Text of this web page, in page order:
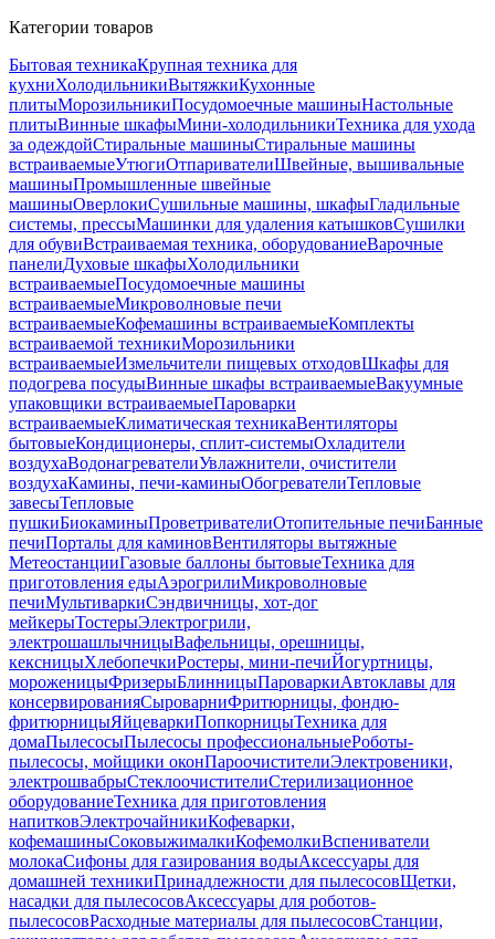
Категории товаров
Бытовая техникаКрупная техника для
кухниХолодильникиВытяжкиКухонные
плитыМорозильникиПосудомоечные машиныНастольные
плитыВинные шкафыМини-холодильникиТехника для ухода
за одеждойСтиральные машиныСтиральные машины
встраиваемыеУтюгиОтпаривателиШвейные, вышивальные
машиныПромышленные швейные
машиныОверлокиСушильные машины, шкафыГладильные
системы, прессыМашинки для удаления катышковСушилки
для обувиВстраиваемая техника, оборудованиеВарочные
панелиДуховые шкафыХолодильники
встраиваемыеПосудомоечные машины
встраиваемыеМикроволновые печи
встраиваемыеКофемашины встраиваемыеКомплекты
встраиваемой техникиМорозильники
встраиваемыеИзмельчители пищевых отходовШкафы для
подогрева посудыВинные шкафы встраиваемыеВакуумные
упаковщики встраиваемыеПароварки
встраиваемыеКлиматическая техникаВентиляторы
бытовыеКондиционеры, сплит-системыОхладители
воздухаВодонагревателиУвлажнители, очистители
воздухаКамины, печи-каминыОбогревателиТепловые
завесыТепловые
пушкиБиокаминыПроветривателиОтопительные печиБанные
печиПорталы для каминовВентиляторы вытяжные
МетеостанцииГазовые баллоны бытовыеТехника для
приготовления едыАэрогрилиМикроволновые
печиМультиваркиСэндвичницы, хот-дог
мейкерыТостерыЭлектрогрили,
электрошашлычницыВафельницы, орешницы,
кексницыХлебопечкиРостеры, мини-печиЙогуртницы,
мороженицыФризерыБлинницыПароваркиАвтоклавы для
консервированияСыроварниФритюрницы, фондю-
фритюрницыЯйцеваркиПопкорницыТехника для
домаПылесосыПылесосы профессиональныеРоботы-
пылесосы, мойщики оконПароочистителиЭлектровеники,
электрошвабрыСтеклоочистителиСтерилизационное
оборудованиеТехника для приготовления
напитковЭлектрочайникиКофеварки,
кофемашиныСоковыжималкиКофемолкиВспениватели
молокаСифоны для газирования водыАксессуары для
домашней техникиПринадлежности для пылесосовЩетки,
насадки для пылесосовАксессуары для роботов-
пылесосовРасходные материалы для пылесосовСтанции,